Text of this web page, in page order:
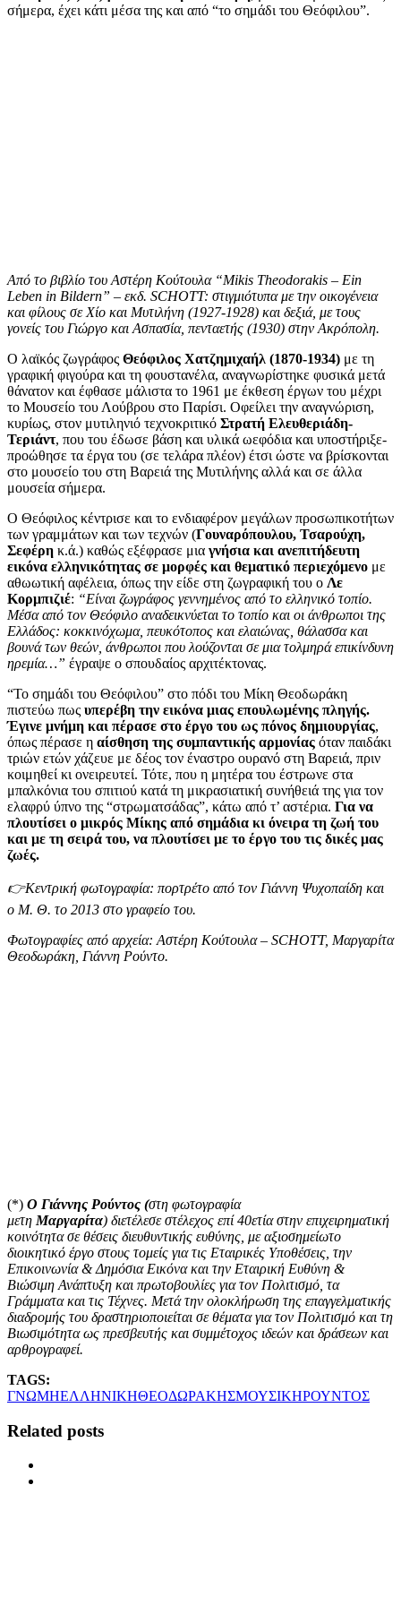
σήμερα, έχει κάτι μέσα της και από “το σημάδι του Θεόφιλου”.
Από το βιβλίο του Αστέρη Κούτουλα “Mikis Theodorakis – Ein
Leben in Bildern” – εκδ. SCHOTT: στιγμιότυπα με την οικογένεια
και φίλους σε Χίο και Μυτιλήνη (1927-1928) και δεξιά, με τους
γονείς του Γιώργο και Ασπασία, πενταετής (1930) στην Ακρόπολη.
Ο λαϊκός ζωγράφος Θεόφιλος Χατζημιχαήλ (1870-1934) με τη
γραφική φιγούρα και τη φουστανέλα, αναγνωρίστηκε φυσικά μετά
θάνατον και έφθασε μάλιστα το 1961 με έκθεση έργων του μέχρι
το Μουσείο του Λούβρου στο Παρίσι. Οφείλει την αναγνώριση,
κυρίως, στον μυτιληνιό τεχνοκριτικό Στρατή Ελευθεριάδη-
Τεριάντ, που του έδωσε βάση και υλικά ωεφόδια και υποστήριξε-
προώθησε τα έργα του (σε τελάρα πλέον) έτσι ώστε να βρίσκονται
στο μουσείο του στη Βαρειά της Μυτιλήνης αλλά και σε άλλα
μουσεία σήμερα.
Ο Θεόφιλος κέντρισε και το ενδιαφέρον μεγάλων προσωπικοτήτων
των γραμμάτων και των τεχνών (Γουναρόπουλου, Τσαρούχη,
Σεφέρη κ.ά.) καθώς εξέφρασε μια γνήσια και ανεπιτήδευτη
εικόνα ελληνικότητας σε μορφές και θεματικό περιεχόμενο με
αθωωτική αφέλεια, όπως την είδε στη ζωγραφική του ο Λε
Κορμπιζιέ: “Είναι ζωγράφος γεννημένος από το ελληνικό τοπίο.
Μέσα από τον Θεόφιλο αναδεικνύεται το τοπίο και οι άνθρωποι της
Ελλάδος: κοκκινόχωμα, πευκότοπος και ελαιώνας, θάλασσα και
βουνά των θεών, άνθρωποι που λούζονται σε μια τολμηρά επικίνδυνη
ηρεμία…” έγραψε ο σπουδαίος αρχιτέκτονας.
“Το σημάδι του Θεόφιλου” στο πόδι του Μίκη Θεοδωράκη
πιστεύω πως υπερέβη την εικόνα μιας επουλωμένης πληγής.
Έγινε μνήμη και πέρασε στο έργο του ως πόνος δημιουργίας,
όπως πέρασε η αίσθηση της συμπαντικής αρμονίας όταν παιδάκι
τριών ετών χάζευε με δέος τον έναστρο ουρανό στη Βαρειά, πριν
κοιμηθεί κι ονειρευτεί. Τότε, που η μητέρα του έστρωνε στα
μπαλκόνια του σπιτιού κατά τη μικρασιατική συνήθειά της για τον
ελαφρύ ύπνο της “στρωματσάδας”, κάτω από τ’ αστέρια. Για να
πλουτίσει ο μικρός Μίκης από σημάδια κι όνειρα τη ζωή του
και με τη σειρά του, να πλουτίσει με το έργο του τις δικές μας
ζωές.
👉Κεντρική φωτογραφία: πορτρέτο από τον Γιάννη Ψυχοπαίδη και
ο Μ. Θ. το 2013 στο γραφείο του.
Φωτογραφίες από αρχεία: Αστέρη Κούτουλα – SCHOTT, Μαργαρίτα
Θεοδωράκη, Γιάννη Ρούντο.
(*) O Γιάννης Ρούντος (στη φωτογραφία
μετη Μαργαρίτα) διετέλεσε στέλεχος επί 40ετία στην επιχειρηματική
κοινότητα σε θέσεις διευθυντικής ευθύνης, με αξιοσημείωτο
διοικητικό έργο στους τομείς για τις Εταιρικές Υποθέσεις, την
Επικοινωνία & Δημόσια Εικόνα και την Εταιρική Ευθύνη &
Βιώσιμη Ανάπτυξη και πρωτοβουλίες για τον Πολιτισμό, τα
Γράμματα και τις Τέχνες. Μετά την ολοκλήρωση της επαγγελματικής
διαδρομής του δραστηριοποιείται σε θέματα για τον Πολιτισμό και τη
Βιωσιμότητα ως πρεσβευτής και συμμέτοχος ιδεών και δράσεων και
αρθρογραφεί.
TAGS:
ΓΝΩΜΗΕΛΛΗΝΙΚΗΘΕΟΔΩΡΑΚΗΣΜΟΥΣΙΚΗΡΟΥΝΤΟΣ
Related posts